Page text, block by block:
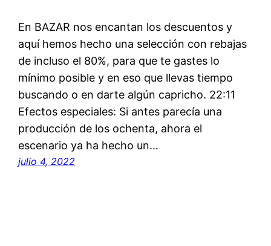
En BAZAR nos encantan los descuentos y
aquí hemos hecho una selección con rebajas
de incluso el 80%, para que te gastes lo
mínimo posible y en eso que llevas tiempo
buscando o en darte algún capricho. 22:11
Efectos especiales: Si antes parecía una
producción de los ochenta, ahora el
escenario ya ha hecho un…
julio 4, 2022